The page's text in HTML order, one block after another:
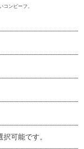
コンビーフ。
可能です。